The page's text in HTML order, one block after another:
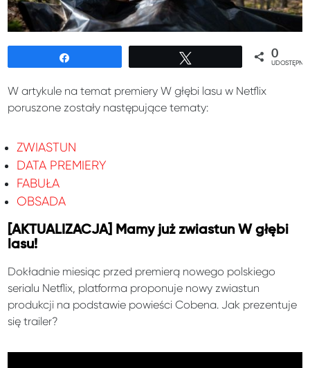
0
W artykule na temat premiery W głębi lasu w Netflix
poruszone zostały następujące tematy:
ZWIASTUN
DATA PREMIERY
FABUŁA
OBSADA
[AKTUALIZACJA] Mamy już zwiastun W głębi
lasu!
Dokładnie miesiąc przed premierą nowego polskiego
serialu Netflix, platforma proponuje nowy zwiastun
produkcji na podstawie powieści Cobena. Jak prezentuje
się trailer?